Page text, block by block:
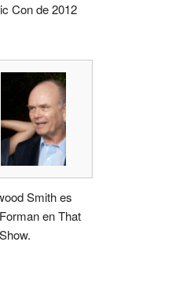
Con de 2012
Smith es
en That